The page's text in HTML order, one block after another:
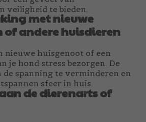
veiligheid te bieden.
met nieuwe
andere huisdieren
nieuwe huisgenoot of een
je hond stress bezorgen. De
spanning te verminderen en
sfeer in huis.
de dierenarts of